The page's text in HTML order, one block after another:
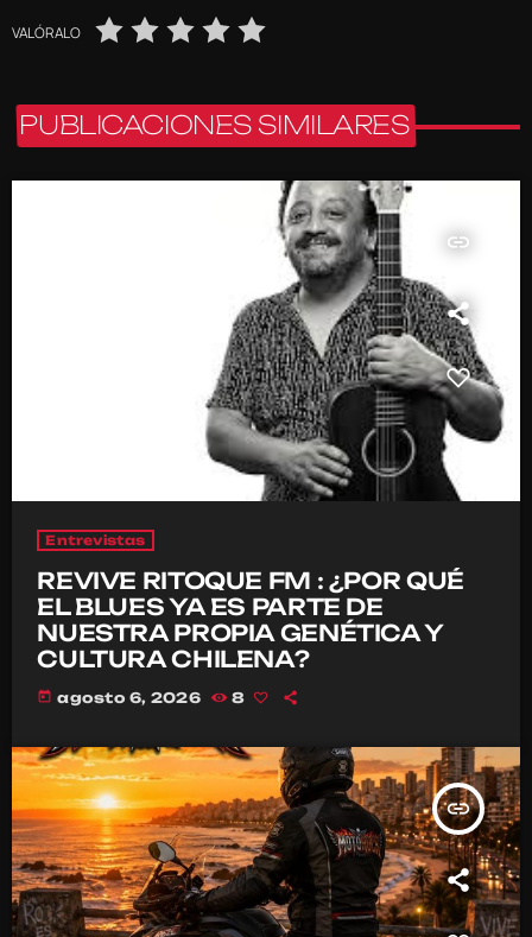
VALÓRALO
PUBLICACIONES SIMILARES
insert_link
Entrevistas
REVIVE RITOQUE FM : ¿POR QUÉ
EL BLUES YA ES PARTE DE
NUESTRA PROPIA GENÉTICA Y
CULTURA CHILENA?
today agosto 6, 2026 8
insert_link